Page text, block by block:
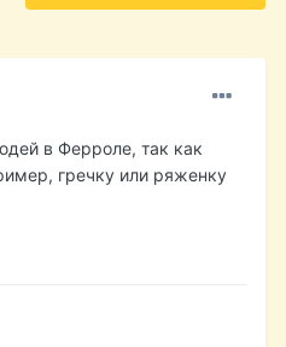
в Ферроле, так как
гречку или ряженку